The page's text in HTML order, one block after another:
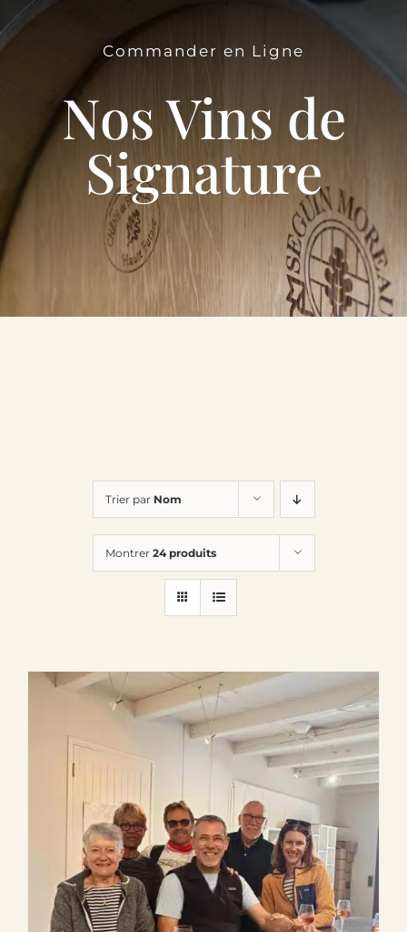
Le Domaine
Œnotourisme
Acheter en ligne
Actualités
Contactez-nous
Commander en Ligne
Nos Vins de
Signature
Trier par Nom
Montrer 24 produits